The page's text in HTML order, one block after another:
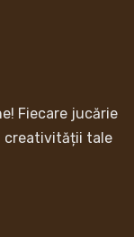
Fiecare jucărie
creativității tale